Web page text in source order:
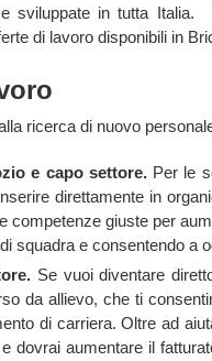
sviluppate in tutta Italia.
di lavoro disponibili in
ricerca di nuovo
e capo settore.Per le
direttamente in
competenze giuste per
squadra e consentendo a
Se vuoi diventare
da allievo, che ti
di carriera. Oltre ad
dovrai aumentare il